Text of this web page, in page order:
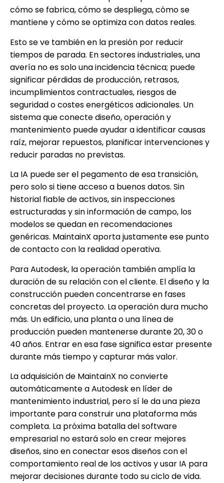
cómo se fabrica, cómo se despliega, cómo se
mantiene y cómo se optimiza con datos reales.
Esto se ve también en la presión por reducir
tiempos de parada. En sectores industriales, una
avería no es solo una incidencia técnica; puede
significar pérdidas de producción, retrasos,
incumplimientos contractuales, riesgos de
seguridad o costes energéticos adicionales. Un
sistema que conecte diseño, operación y
mantenimiento puede ayudar a identificar causas
raíz, mejorar repuestos, planificar intervenciones y
reducir paradas no previstas.
La IA puede ser el pegamento de esa transición,
pero solo si tiene acceso a buenos datos. Sin
historial fiable de activos, sin inspecciones
estructuradas y sin información de campo, los
modelos se quedan en recomendaciones
genéricas. MaintainX aporta justamente ese punto
de contacto con la realidad operativa.
Para Autodesk, la operación también amplía la
duración de su relación con el cliente. El diseño y la
construcción pueden concentrarse en fases
concretas del proyecto. La operación dura mucho
más. Un edificio, una planta o una línea de
producción pueden mantenerse durante 20, 30 o
40 años. Entrar en esa fase significa estar presente
durante más tiempo y capturar más valor.
La adquisición de MaintainX no convierte
automáticamente a Autodesk en líder de
mantenimiento industrial, pero sí le da una pieza
importante para construir una plataforma más
completa. La próxima batalla del software
empresarial no estará solo en crear mejores
diseños, sino en conectar esos diseños con el
comportamiento real de los activos y usar IA para
mejorar decisiones durante todo su ciclo de vida.